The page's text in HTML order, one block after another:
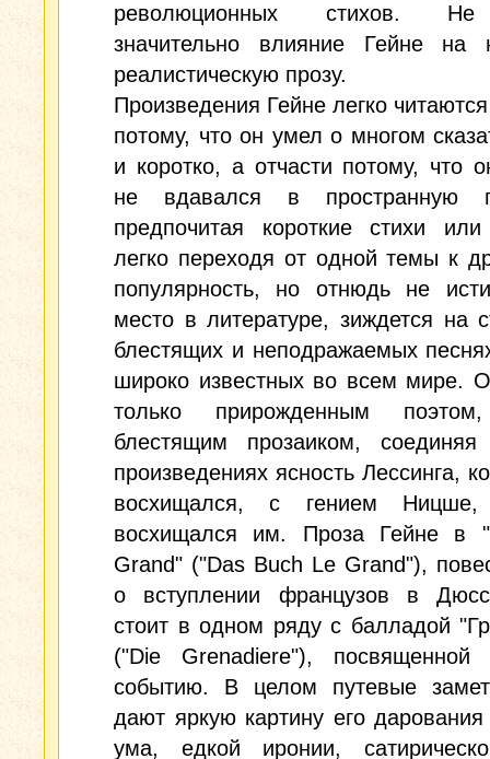
революционных стихов.
значительно влияние Гейне на
реалистическую прозу.
Произведения Гейне легко
потому, что он умел о многом
и коротко, а отчасти потому, что
не вдавался в пространную
предпочитая короткие стихи
легко переходя от одной темы к
популярность, но отнюдь не
место в литературе, зиждется на
блестящих и неподражаемых
широко известных во всем мире.
только прирожденным
блестящим прозаиком,
произведениях ясность Лессинга,
восхищался, с гением Ницше,
восхищался им. Проза Гейне в
Grand" ("Das Buch Le Grand"),
о вступлении французов в
стоит в одном ряду с балладой
("Die Grenadiere"),
событию. В целом путевые
дают яркую картину его дарования
ума, едкой иронии,